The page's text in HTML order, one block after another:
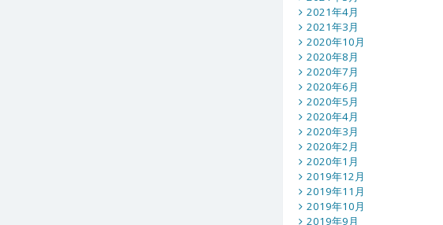
2021年4月
2021年3月
2020年10月
2020年8月
2020年7月
2020年6月
2020年5月
2020年4月
2020年3月
2020年2月
2020年1月
2019年12月
2019年11月
2019年10月
2019年9月